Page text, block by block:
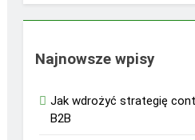
Najnowsze wpisy
Jak wdrożyć strategię
B2B